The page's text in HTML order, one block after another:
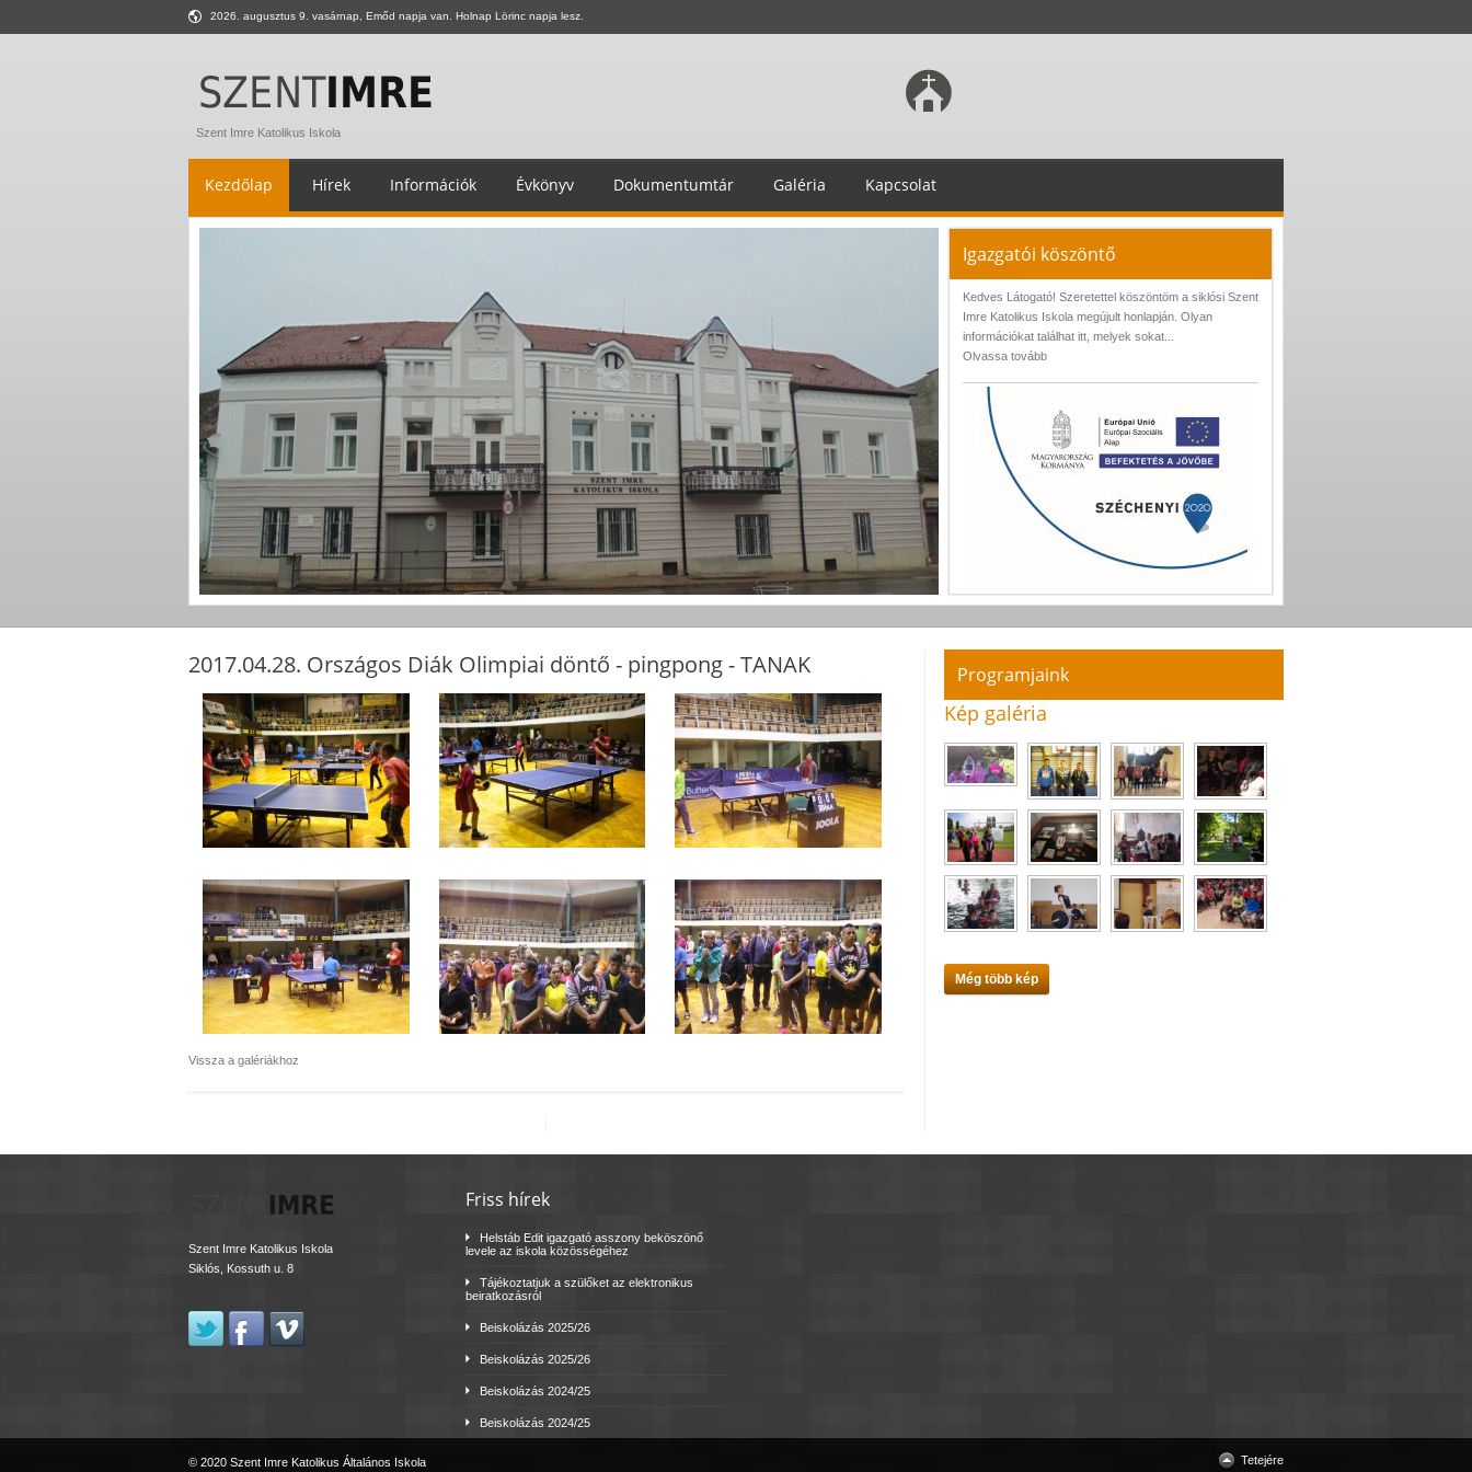
2026. augusztus 9. vasárnap, Emőd napja van. Holnap Lörinc napja lesz.
Szent Imre Katolikus Iskola
Kezdőlap Hírek Információk Évkönyv Dokumentumtár Galéria Kapcsolat
Igazgatói köszöntő
Kedves Látogató! Szeretettel köszöntöm a siklósi Szent
Imre Katolikus Iskola megújult honlapján. Olyan
információkat találhat itt, melyek sokat...
Olvassa tovább
2017.04.28. Országos Diák Olimpiai döntő - pingpong - TANAK
Vissza a galériákhoz
Programjaink
Kép galéria
Még több kép
Szent Imre Katolikus Iskola
Siklós, Kossuth u. 8
Friss hírek
Helstáb Edit igazgató asszony beköszönő
levele az iskola közösségéhez
Tájékoztatjuk a szülőket az elektronikus
beiratkozásról
Beiskolázás 2025/26
Beiskolázás 2025/26
Beiskolázás 2024/25
Beiskolázás 2024/25
© 2020 Szent Imre Katolikus Általános Iskola Tetejére